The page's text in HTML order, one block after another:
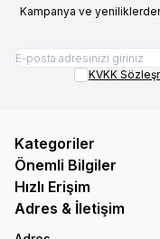
Kampanya ve
KVKK
Kategoriler
Önemli Bilgiler
Hızlı Erişim
Adres & İletişim